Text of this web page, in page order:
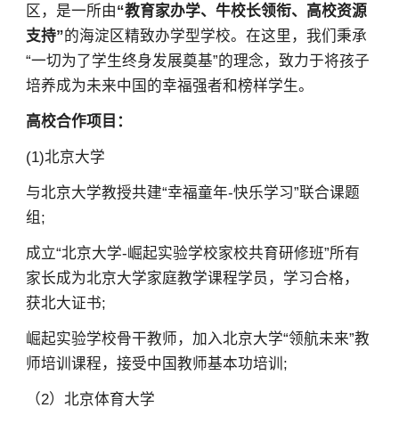
区，是一所由“教育家办学、牛校长领衔、高校资源
支持”的海淀区精致办学型学校。在这里，我们秉承
“一切为了学生终身发展奠基”的理念，致力于将孩子
培养成为未来中国的幸福强者和榜样学生。
高校合作项目：
(1)北京大学
与北京大学教授共建“幸福童年-快乐学习”联合课题
组;
成立“北京大学-崛起实验学校家校共育研修班”所有
家长成为北京大学家庭教学课程学员，学习合格，
获北大证书;
崛起实验学校骨干教师，加入北京大学“领航未来”教
师培训课程，接受中国教师基本功培训;
（2）北京体育大学